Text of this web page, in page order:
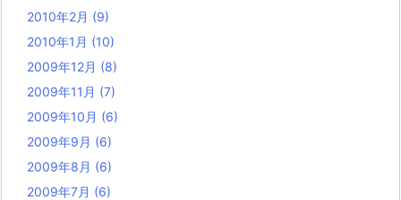
2010年2月 (9)
2010年1月 (10)
2009年12月 (8)
2009年11月 (7)
2009年10月 (6)
2009年9月 (6)
2009年8月 (6)
2009年7月 (6)